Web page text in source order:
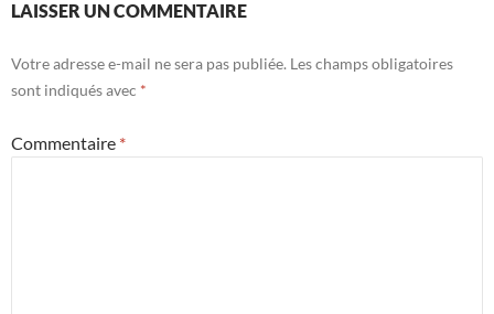
LAISSER UN COMMENTAIRE
Votre adresse e-mail ne sera pas publiée. Les champs obligatoires
sont indiqués avec *
Commentaire *